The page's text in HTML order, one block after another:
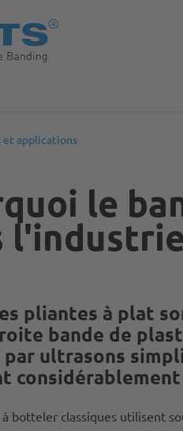
et applications
le
pliantes à plat
bande de
par ultrasons
à botteler classiques utilisent